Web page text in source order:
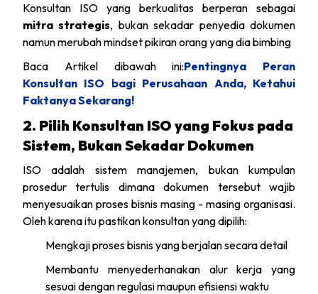
Konsultan ISO yang berkualitas berperan sebagai
mitra strategis, bukan sekadar penyedia dokumen
namun merubah mindset pikiran orang yang dia bimbing
Baca Artikel dibawah ini:Pentingnya Peran
Konsultan ISO bagi Perusahaan Anda, Ketahui
Faktanya Sekarang!
2. Pilih Konsultan ISO yang Fokus pada
Sistem, Bukan Sekadar Dokumen
ISO adalah sistem manajemen, bukan kumpulan
prosedur tertulis dimana dokumen tersebut wajib
menyesuaikan proses bisnis masing - masing organisasi.
Oleh karena itu pastikan konsultan yang dipilih:
Mengkaji proses bisnis yang berjalan secara detail
Membantu menyederhanakan alur kerja yang
sesuai dengan regulasi maupun efisiensi waktu